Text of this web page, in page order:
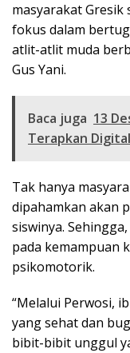
masyarakat Gresik
fokus dalam
atlit-atlit muda
Gus Yani.
Baca juga 13
Terapkan
Tak hanya
dipahamkan akan
siswinya.
pada kemampuan
psikomotorik.
“Melalui Perwosi,
yang sehat dan
bibit-bibit unggul